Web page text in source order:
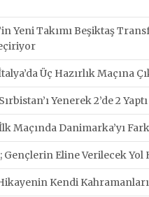
Yeni Takımı Beşiktaş
Üç Hazırlık Maçına
Yenerek 2’de 2 Yaptı
Maçında Danimarka’yı
Gençlerin Eline Verilecek Yol
Kendi